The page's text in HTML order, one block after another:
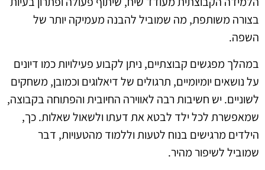
בצורה משותפת, מה שמוביל להבנה מעמיקה יותר של
השפה.
במהלך מפגשים קבוצתיים, ניתן לקבוע פעילויות כמו דיונים
על נושאים יומיומיים, תרגולים של דיאלוגים וכמובן, משחקים
לשוניים. יש חשיבות רבה לאווירה החיובית והפתוחה בקבוצה,
שמאפשרת לכל ילד לבטא את דעתו ולשאול שאלות. כך,
הילדים מרגישים בנוח לטעות וללמוד מהטעויות, דבר
שמוביל לשיפור מהיר.